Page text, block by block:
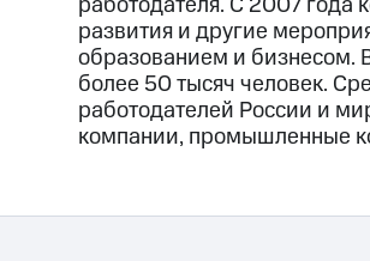
развития и другие
образованием и бизнесом.
более 50 тысяч человек.
работодателей России и
компании, промышленные